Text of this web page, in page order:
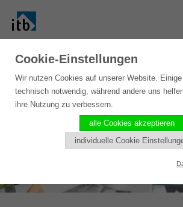
Cookie-Einstellungen
Wir nutzen Cookies auf unserer Website.
technisch notwendig, während andere uns
ihre Nutzung zu verbessern.
alle Cookies akzeptieren
individuelle Cookie